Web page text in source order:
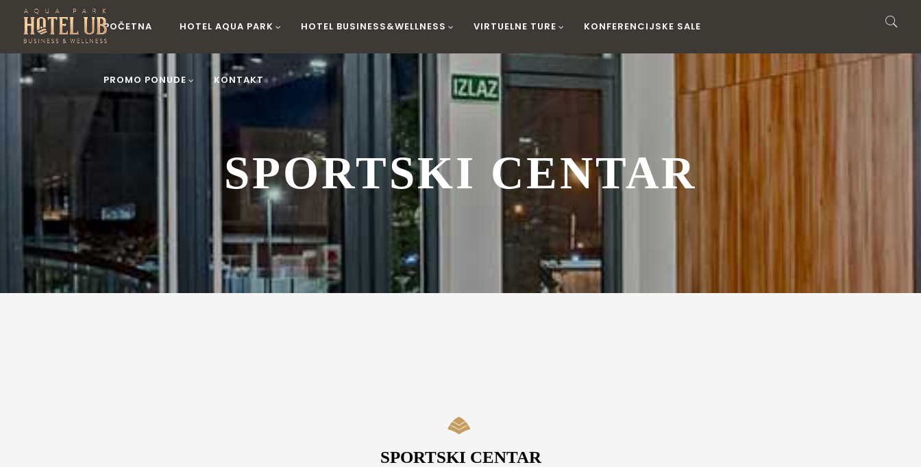
POČETNA HOTEL AQUA PARK HOTEL BUSINESS&WELLNESS VIRTUELNE TURE KONFERENCIJSKE SALE
PROMO PONUDE KONTAKT
SPORTSKI CENTAR
SPORTSKI CENTAR